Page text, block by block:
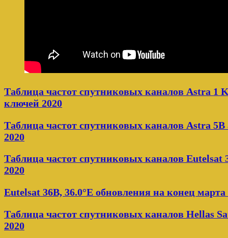
Таблица частот спутниковых каналов Astra 1
ключей 2020
Таблица частот спутниковых каналов Astra
2020
Таблица частот спутниковых каналов Eutelsat
2020
Eutelsat 36B, 36.0°E обновления на конец марта
Таблица частот спутниковых каналов Hellas
2020